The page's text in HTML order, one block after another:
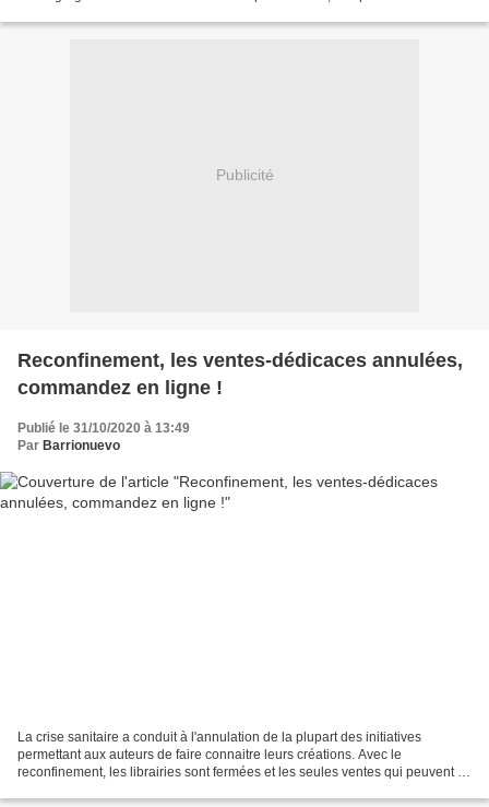
Publicité
Reconfinement, les ventes-dédicaces annulées,
commandez en ligne !
Publié le 31/10/2020 à 13:49
Par Barrionuevo
La crise sanitaire a conduit à l'annulation de la plupart des initiatives
permettant aux auteurs de faire connaitre leurs créations. Avec le
reconfinement, les librairies sont fermées et les seules ventes qui peuvent se